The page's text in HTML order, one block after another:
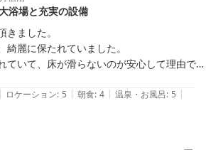
ります。
Fi環境の改善や設備に関するご要望につ
ス向上のための参考とさせていただきま
すが、清掃面でお褒めのお言葉をいただ
なります。
も、お子様とともに快適にお過ごしいた
もてなしに努めてまいります。
ちしております。
浴場と充実の設備
きました。
麗に保たれていました。
ていて、床が滑らないのが安心して理由でき
ッズルームなども充実していました。
レストランは広くて明るい。特にカートが
あれば利用しようと思います。
| ロケーション: 5 | 朝食: 4 | 温泉・お風呂: 5 |